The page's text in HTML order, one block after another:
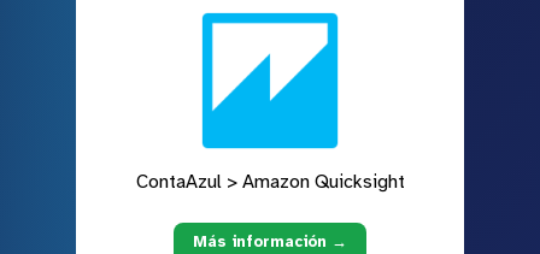
ContaAzul > Amazon Quicksight
Más información →